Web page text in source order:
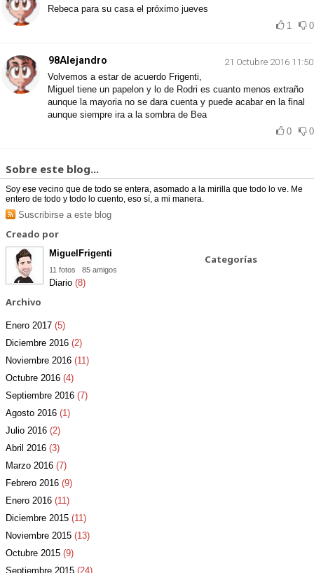
Rebeca para su casa el próximo jueves
1
0
98Alejandro
21 Octubre 2016 11:50
Volvemos a estar de acuerdo Frigenti,
Miguel tiene un papelon y lo de Rodri es cuanto menos extraño
aunque la mayoria no se dara cuenta y puede acabar en la final
aunque siempre ira a la sombra de Bea
0
0
Sobre este blog...
Soy ese vecino que de todo se entera, asomado a la mirilla que todo lo ve. Me
entero de todo y todo lo cuento, eso sí, a mi manera.
Suscribirse a este blog
Creado por
MiguelFrigenti
11 fotos 85 amigos
Categorías
Diario (8)
Archivo
Enero 2017 (5)
Diciembre 2016 (2)
Noviembre 2016 (11)
Octubre 2016 (4)
Septiembre 2016 (7)
Agosto 2016 (1)
Julio 2016 (2)
Abril 2016 (3)
Marzo 2016 (7)
Febrero 2016 (9)
Enero 2016 (11)
Diciembre 2015 (11)
Noviembre 2015 (13)
Octubre 2015 (9)
Septiembre 2015 (24)